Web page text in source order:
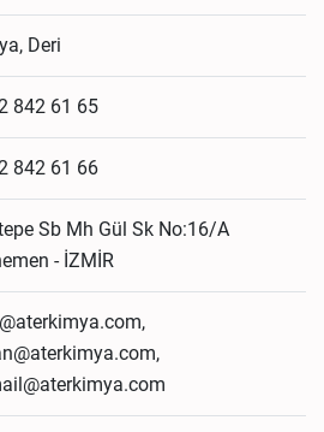
Deri
842 61 65
842 61 66
Sb Mh Gül Sk No:16/A
- İZMİR